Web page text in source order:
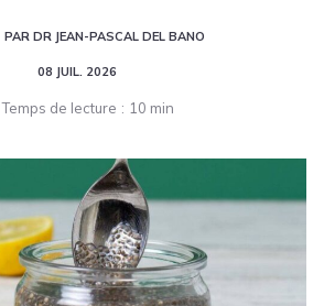
PAR DR JEAN-PASCAL DEL BANO
08 JUIL. 2026
Temps de lecture 10 min